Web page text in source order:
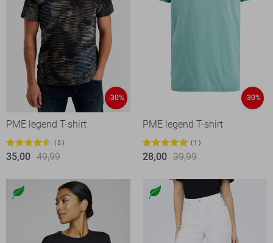
-30%
PME legend T-shirt
5
35,00 49,99
-30%
PME legend T-shirt
1
28,00 39,99